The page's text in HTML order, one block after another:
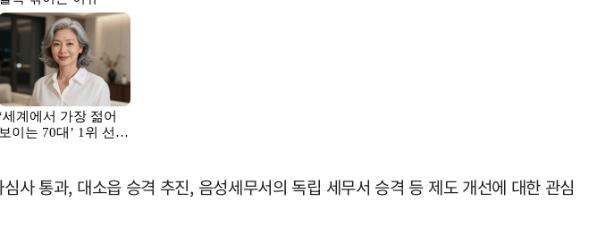
사 통과, 대소읍 승격 추진, 음성세무서의 독립 세무서 승격 등 제도 개선에 대한 관심